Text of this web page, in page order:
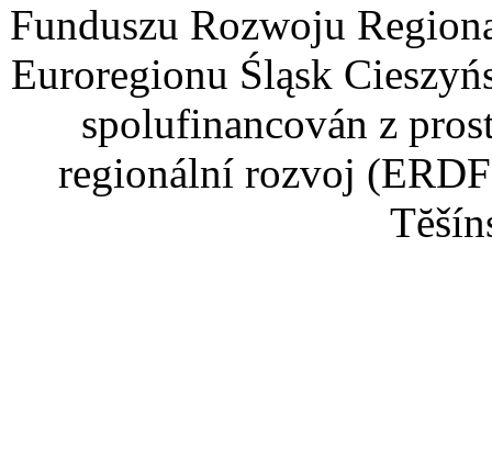
Funduszu Rozwoju
Euroregionu Śląsk
spolufinancován z
regionální rozvoj